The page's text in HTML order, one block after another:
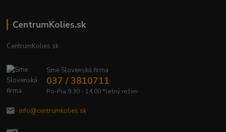
CentrumKolies.sk
CentrumKolies.sk
Sme Slovenská firma
037 / 3810711
Po-Pia 9.30 - 14.00 *letný režim
info@centrumkolies.sk